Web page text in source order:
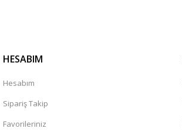
HESABIM
Hesabım
Sipariş Takip
Favorileriniz